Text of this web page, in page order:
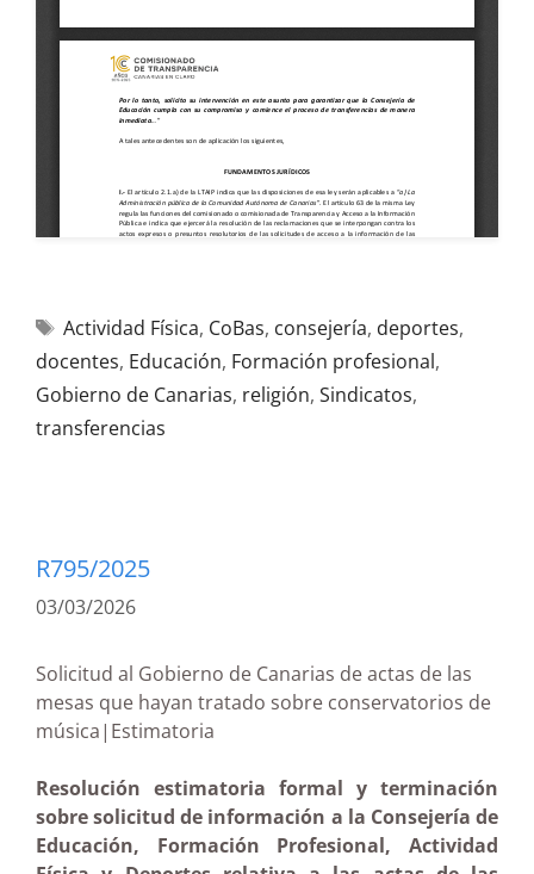
Actividad Física, CoBas, consejería, deportes,
docentes, Educación, Formación profesional,
Gobierno de Canarias, religión, Sindicatos,
transferencias
R795/2025
03/03/2026
Solicitud al Gobierno de Canarias de actas de las
mesas que hayan tratado sobre conservatorios de
música|Estimatoria
Resolución estimatoria formal y terminación
sobre solicitud de información a la Consejería de
Educación, Formación Profesional, Actividad